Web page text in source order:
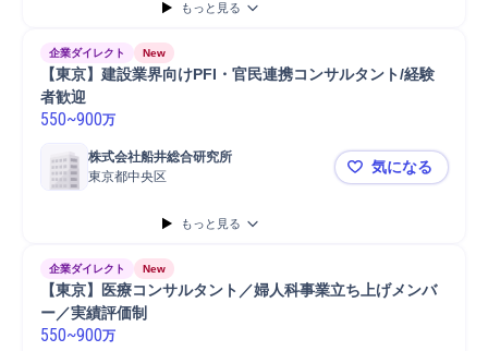
もっと見る
企業ダイレクト New
【東京】建設業界向けPFI・官民連携コンサルタント/経験
者歓迎
550~900万
株式会社船井総合研究所
東京都中央区
【東京】建
気になる
もっと見る
企業ダイレクト New
【東京】医療コンサルタント／婦人科事業立ち上げメンバ
ー／実績評価制
550~900万